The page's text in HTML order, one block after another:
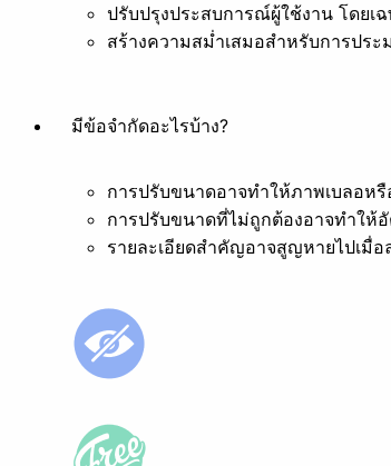
ปรับปรุงประสบการณ์ผู้ใช้งาน โดย
สร้างความสม่ำเสมอสำหรับการปร
มีข้อจำกัดอะไรบ้าง?
การปรับขนาดอาจทำให้ภาพเบลอหรื
การปรับขนาดที่ไม่ถูกต้องอาจทำให้
รายละเอียดสำคัญอาจสูญหายไปเมื่